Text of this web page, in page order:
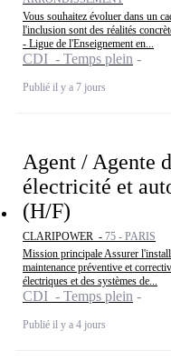
Vous souhaitez évoluer dans un
l'inclusion sont des réalités
- Ligue de l'Enseignement en...
CDI - Temps plein
Publié il y a 7 jours
Agent / Agente
électricité et
(H/F)
CLARIPOWER - 75 - PARIS
Mission principale Assurer
maintenance préventive et
électriques et des systèmes de...
CDI - Temps plein
Publié il y a 4 jours